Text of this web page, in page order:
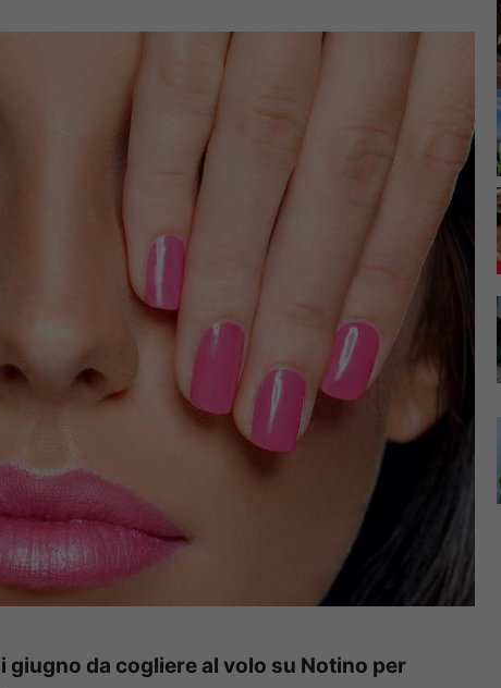
da cogliere al volo su Notino per